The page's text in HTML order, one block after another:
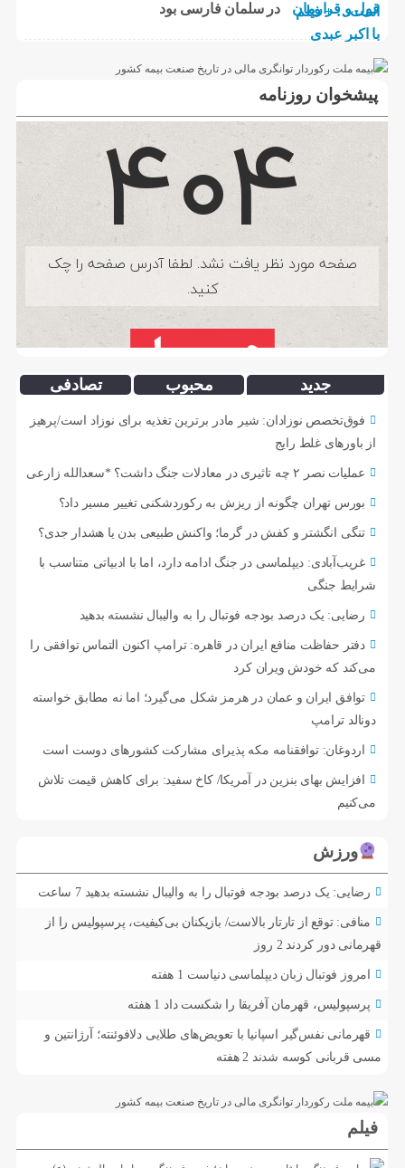
در سلمان فارسی بود
پیشخوان روزنامه
جدید محبوب تصادفی
فوق‌تخصص نوزادان: شیر مادر برترین تغذیه برای نوزاد است/پرهیز
از باورهای غلط رایج
عملیات نصر ۲ چه تاثیری در معادلات جنگ داشت؟ *سعدالله زارعی
بورس تهران چگونه از ریزش به رکوردشکنی تغییر مسیر داد؟
تنگی انگشتر و کفش در گرما؛ واکنش طبیعی بدن یا هشدار جدی؟
غریب‌آبادی: دیپلماسی در جنگ ادامه دارد، اما با ادبیاتی متناسب با
شرایط جنگی
رضایی: یک درصد بودجه فوتبال را به والیبال نشسته بدهید
دفتر حفاظت منافع ایران در قاهره: ترامپ اکنون التماس توافقی را
می‌کند که خودش ویران کرد
توافق ایران و عمان در هرمز شکل می‌گیرد؛ اما نه مطابق خواسته
دونالد ترامپ
اردوغان: توافقنامه مکه پذیرای مشارکت کشورهای دوست است
افزایش بهای بنزین در آمریکا/ کاخ سفید: برای کاهش قیمت تلاش
می‌کنیم
ورزش
رضایی: یک درصد بودجه فوتبال را به والیبال نشسته بدهید 7 ساعت
منافی: توقع از تارتار بالاست/ بازیکنان بی‌کیفیت، پرسپولیس را از
قهرمانی دور کردند 2 روز
امروز فوتبال زبان دیپلماسی دنیاست 1 هفته
پرسپولیس، قهرمان آفریقا را شکست داد 1 هفته
قهرمانی نفس‌گیر اسپانیا با تعویض‌های طلایی دلافوئنته؛ آرژانتین و
مسی قربانی کوسه شدند 2 هفته
فیلم